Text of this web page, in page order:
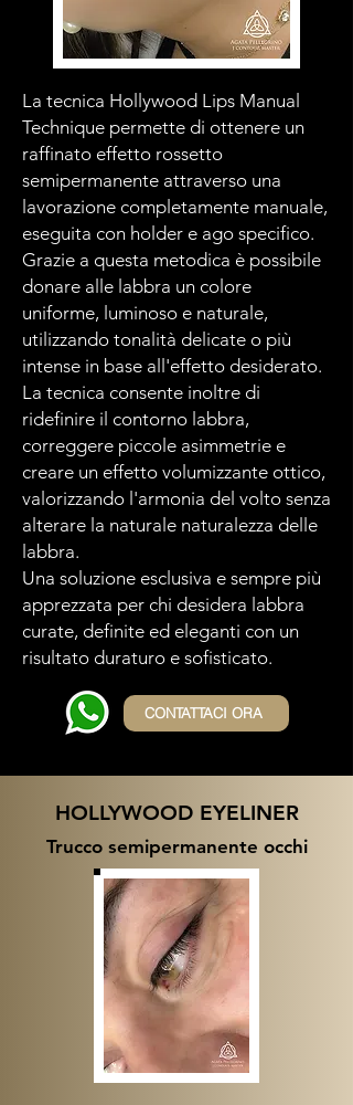
La tecnica Hollywood Lips Manual
Technique permette di ottenere un
raffinato effetto rossetto
semipermanente attraverso una
lavorazione completamente manuale,
eseguita con holder e ago specifico.
Grazie a questa metodica è possibile
donare alle labbra un colore
uniforme, luminoso e naturale,
utilizzando tonalità delicate o più
intense in base all'effetto desiderato.
La tecnica consente inoltre di
ridefinire il contorno labbra,
correggere piccole asimmetrie e
creare un effetto volumizzante ottico,
valorizzando l'armonia del volto senza
alterare la naturale naturalezza delle
labbra.
Una soluzione esclusiva e sempre più
apprezzata per chi desidera labbra
curate, definite ed eleganti con un
risultato duraturo e sofisticato.
CONTATTACI ORA
HOLLYWOOD EYELINER
Trucco semipermanente occhi